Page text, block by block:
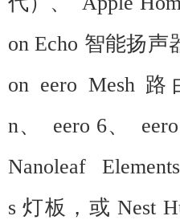
on Echo 智能扬声
on eero Mesh 路
n、 eero 6、 eero
Nanoleaf
s 灯板，或 Nest